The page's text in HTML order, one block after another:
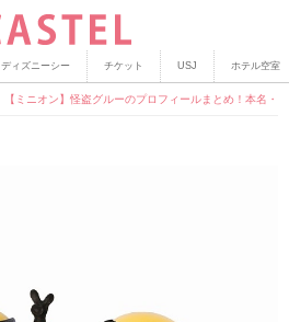
ディズニーシー チケット USJ ホテル空室
【ミニオン】怪盗グルーのプロフィールまとめ！本名・